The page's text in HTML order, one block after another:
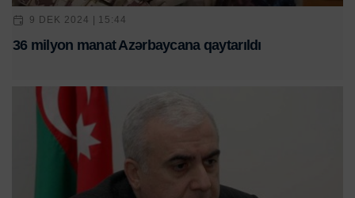
9 DEK 2024 | 15:44
36 milyon manat Azərbaycana qaytarıldı